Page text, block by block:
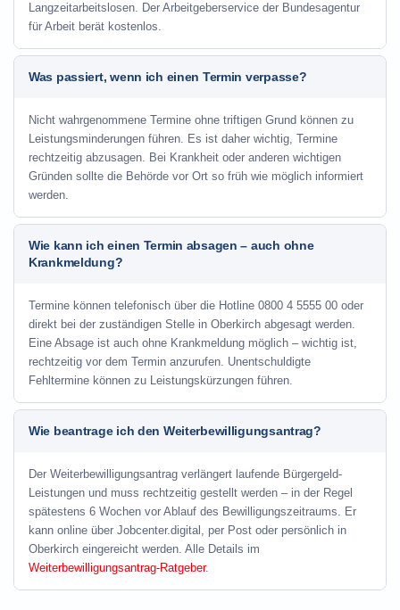
Langzeitarbeitslosen. Der Arbeitgeberservice der Bundesagentur
für Arbeit berät kostenlos.
Was passiert, wenn ich einen Termin verpasse?
Nicht wahrgenommene Termine ohne triftigen Grund können zu
Leistungsminderungen führen. Es ist daher wichtig, Termine
rechtzeitig abzusagen. Bei Krankheit oder anderen wichtigen
Gründen sollte die Behörde vor Ort so früh wie möglich informiert
werden.
Wie kann ich einen Termin absagen – auch ohne
Krankmeldung?
Termine können telefonisch über die Hotline 0800 4 5555 00 oder
direkt bei der zuständigen Stelle in Oberkirch abgesagt werden.
Eine Absage ist auch ohne Krankmeldung möglich – wichtig ist,
rechtzeitig vor dem Termin anzurufen. Unentschuldigte
Fehltermine können zu Leistungskürzungen führen.
Wie beantrage ich den Weiterbewilligungsantrag?
Der Weiterbewilligungsantrag verlängert laufende Bürgergeld-
Leistungen und muss rechtzeitig gestellt werden – in der Regel
spätestens 6 Wochen vor Ablauf des Bewilligungszeitraums. Er
kann online über Jobcenter.digital, per Post oder persönlich in
Oberkirch eingereicht werden. Alle Details im
Weiterbewilligungsantrag-Ratgeber.